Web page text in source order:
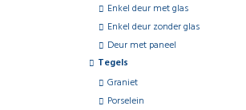
Enkel deur met glas
Enkel deur zonder glas
Deur met paneel
Tegels
Graniet
Porselein